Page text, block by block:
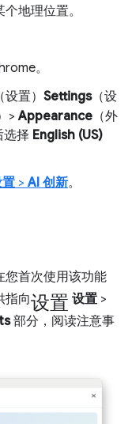
地理位置。
。
（设置） Settings（设
>Appearance （外
选择 English (US)
>AI 创新。
您首次使用该功能
指向设置 设置 >
部分，阅读注意事